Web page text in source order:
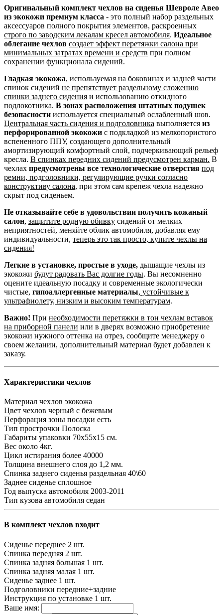
Оригинальный комплект чехлов на сиденья Шевроле Авео
из экокожи премиум класса - это полный набор раздельных
аксессуаров полного покрытия элементов, раскроенных
строго по заводским лекалам кресел автомобиля. Идеальное
облегание чехлов создает эффект перетяжки салона при
минимальных затратах времени и средств при полном
сохранении функционала сидений.
Гладкая экокожа, используемая на боковинах и задней части
спинок сидений не препятствует раздельному сложению
спинки заднего сидения и использованию откидного
подлокотника. В зонах расположения штатных подушек
безопасности используется специальный ослабленный шов.
Центральная часть сидения и подголовника выполняется из
перфорированной экокожи с подкладкой из мелкопористого
вспененного ППУ, создающего дополнительный
амортизирующий комфортный слой, подчеркивающий рельеф
кресла. В спинках передних сидений предусмотрен карман. В
чехлах предусмотрены все технологические отверстия под
ремни, подголовники, регулирующие ручки согласно
конструктиву салона, при этом сам крепеж чехла надежно
скрыт под сиденьем.
Не отказывайте себе в удовольствии получить кожаный
салон, защитите родную обивку сидений от мелких
неприятностей, меняйте облик автомобиля, добавляя ему
индивидуальности, теперь это так просто, купите чехлы на
сидения!
Легкие в установке, простые в уходе, дышащие чехлы из
экокожи будут радовать Вас долгие годы. Вы несомненно
оцените идеальную посадку и современные экологически
чистые, гипоаллергенные материалы, устойчивые к
ультрафиолету, низким и высоким температурам.
Важно! При необходимости перетяжки в тон чехлам вставок
на приборной панели или в дверях возможно приобретение
экокожи нужного оттенка на отрез, сообщите менеджеру о
своем желании, дополнительный материал будет добавлен к
заказу.
Характеристики чехлов
Материал чехлов экокожа
Цвет чехлов черный с бежевым
Перфорация зоны посадки есть
Тип прострочки Полоска
Габариты упаковки 70х55х15 см.
Вес около 4кг.
Цикл истирания более 40000
Толщина внешнего слоя до 1,2 мм.
Спинка заднего сиденья раздельная 40\60
Заднее сиденье сплошное
Год выпуска автомобиля 2003-2011
Тип кузова автомобиля седан
В комплект чехлов входит
Сиденье переднее 2 шт.
Спинка передняя 2 шт.
Спинка задняя большая 1 шт.
Спинка задняя малая 1 шт.
Сиденье заднее 1 шт.
Подголовники передние+задние
Инструкция по установке 1 шт.
Ваше имя: